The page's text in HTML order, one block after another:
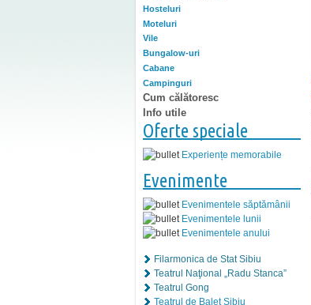
Hosteluri
Moteluri
Vile
Bungalow-uri
Cabane
Campinguri
Cum călătoresc
Info utile
Oferte speciale
Experiențe memorabile
Evenimente
Evenimentele săptămânii
Evenimentele lunii
Evenimentele anului
Filarmonica de Stat Sibiu
Teatrul Naţional „Radu Stanca”
Teatrul Gong
Teatrul de Balet Sibiu